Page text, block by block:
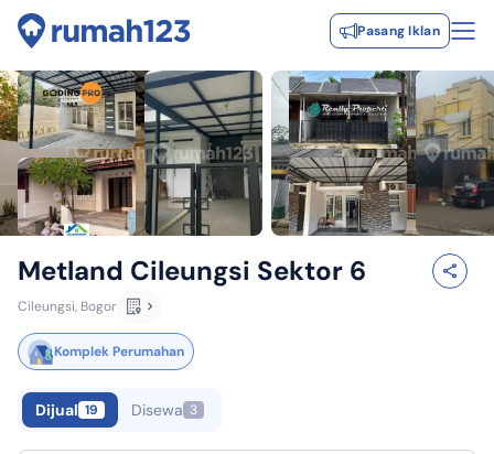
Pasang Iklan
Metland Cileungsi Sektor 6
Cileungsi, Bogor
Komplek Perumahan
Dijual 19 Disewa 3